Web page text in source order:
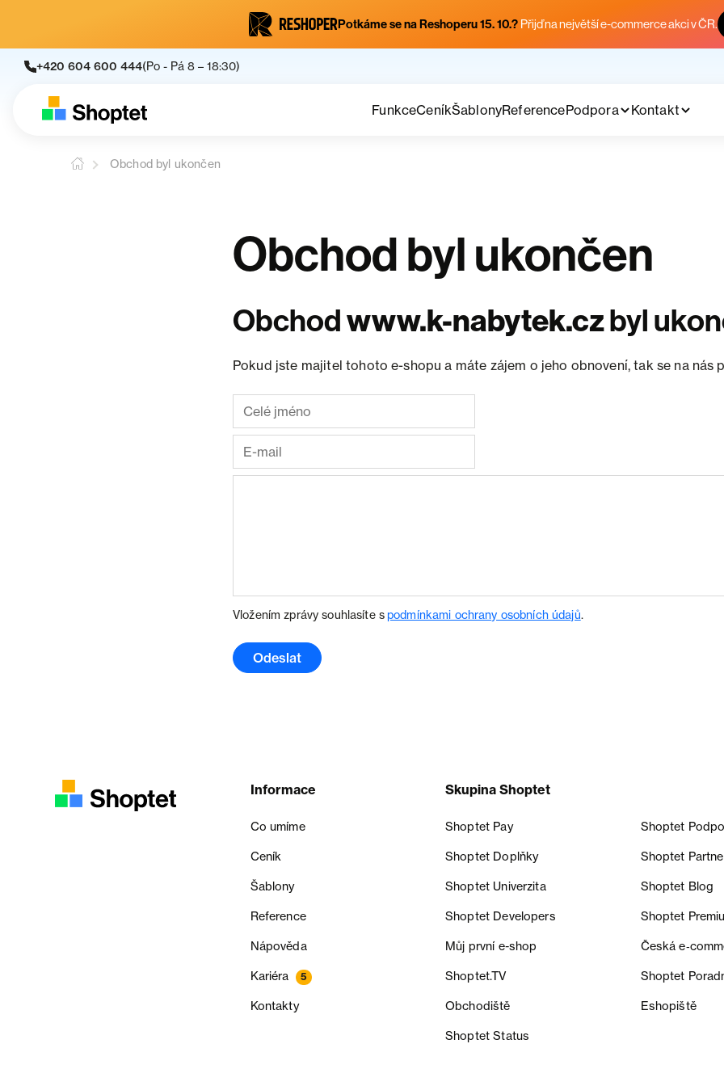
Potkáme se na Reshoperu 15. 10.? Přijď na největší e-commerce akci v ČR.
+420 604 600 444(Po - Pá 8 – 18:30)
FunkceCeníkŠablonyReferencePodpora Kontakt
Obchod byl ukončen
Obchod byl ukončen
Obchodwww.k-nabytek.czbyl
Pokud jste majitel tohoto e-shopu a máte zájem o jeho obnovení, tak se na nás
Vložením zprávy souhlasíte spodmínkami ochrany osobních údajů.
Odeslat
Informace
Co umíme
Ceník
Šablony
Reference
Nápověda
Kariéra 5
Kontakty
Skupina Shoptet
Shoptet Pay Shoptet
Shoptet Doplňky Shoptet
Shoptet Univerzita Shoptet Blog
Shoptet Developers Shoptet
Můj první e-shop Česká
Shoptet.TV Shoptet
Obchodiště Eshopiště
Shoptet Status